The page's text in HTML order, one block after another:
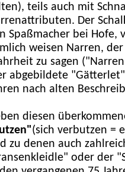
teils auch mit
Der
Spaßmacher bei Hofe,
weisen Narren,
zu sagen
abgebildete
nach alten
diesen
(sich verbutzen =
zu denen auch
oder der